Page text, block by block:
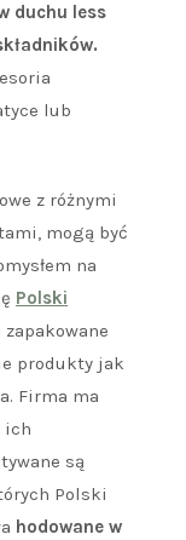
duchu less
lub
z różnymi
mogą być
na
Polski
produkty jak
Firma ma
ich
są
Polski
hodowane w